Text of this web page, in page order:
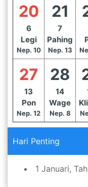
20
6
Legi
Nep. 10
21
7
Pahing
Nep. 13
27
13
Pon
Nep. 12
28
14
Wage
Nep. 8
Hari Penting
1 Januari,